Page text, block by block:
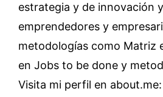
estrategia y de innovación
emprendedores y
metodologías como Matriz
en Jobs to be done y
Visita mi perfil en about.me: